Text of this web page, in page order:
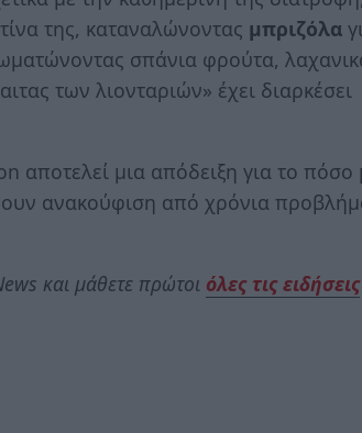
της, καταναλώνοντας μπριζόλα
σπάνια φρούτα,
των λιονταριών» έχει διαρκέσει
αποτελεί μια απόδειξη για το πόσο
ανακούφιση από χρόνια
και μάθετε πρώτοι όλες τις ειδήσεις